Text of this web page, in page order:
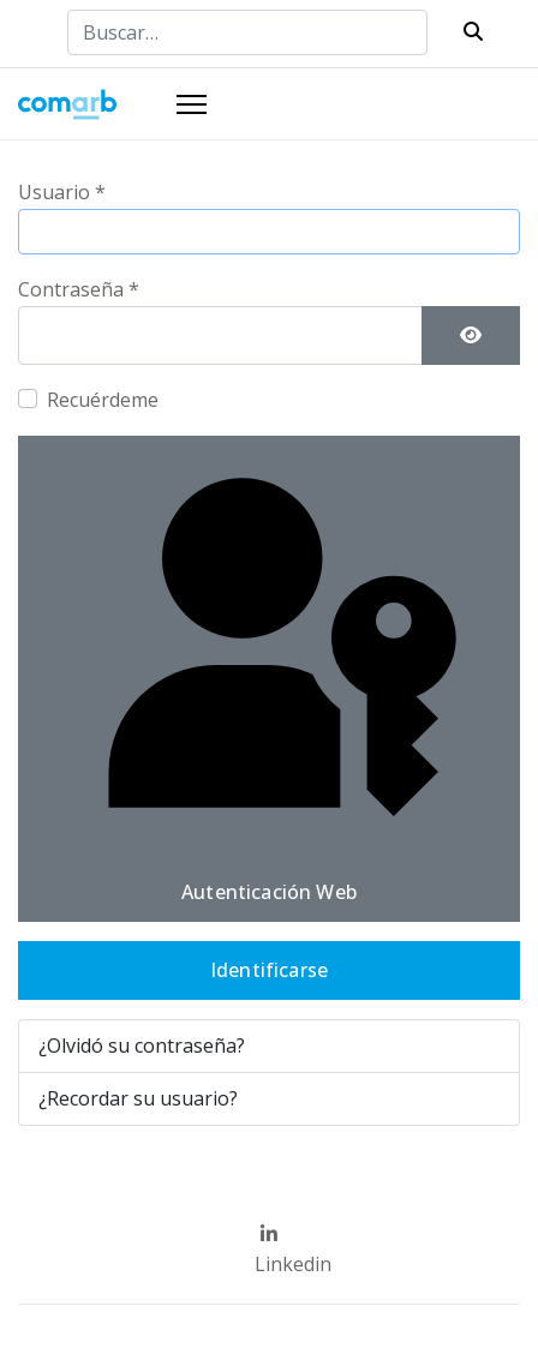
Buscar
Usuario *
Contraseña *
Recuérdeme
Autenticación Web
Identificarse
¿Olvidó su contraseña?
¿Recordar su usuario?
Linkedin